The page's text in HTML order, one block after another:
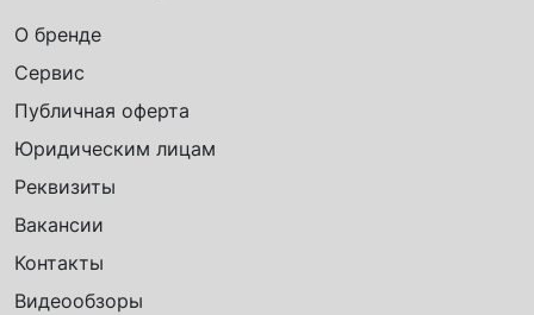
О бренде
Сервис
Публичная оферта
Юридическим лицам
Реквизиты
Вакансии
Контакты
Видеообзоры